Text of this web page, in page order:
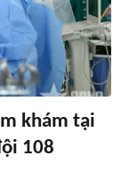
khám tại
108